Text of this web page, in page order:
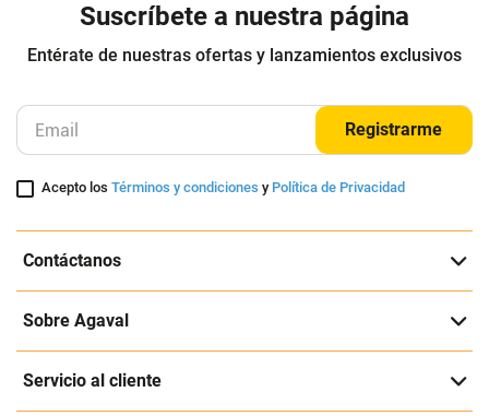
Suscríbete a nuestra página
Entérate de nuestras ofertas y lanzamientos exclusivos
Registrarme
Acepto losTérminos y condiciones y Política de Privacidad
Contáctanos
Sobre Agaval
Servicio al cliente